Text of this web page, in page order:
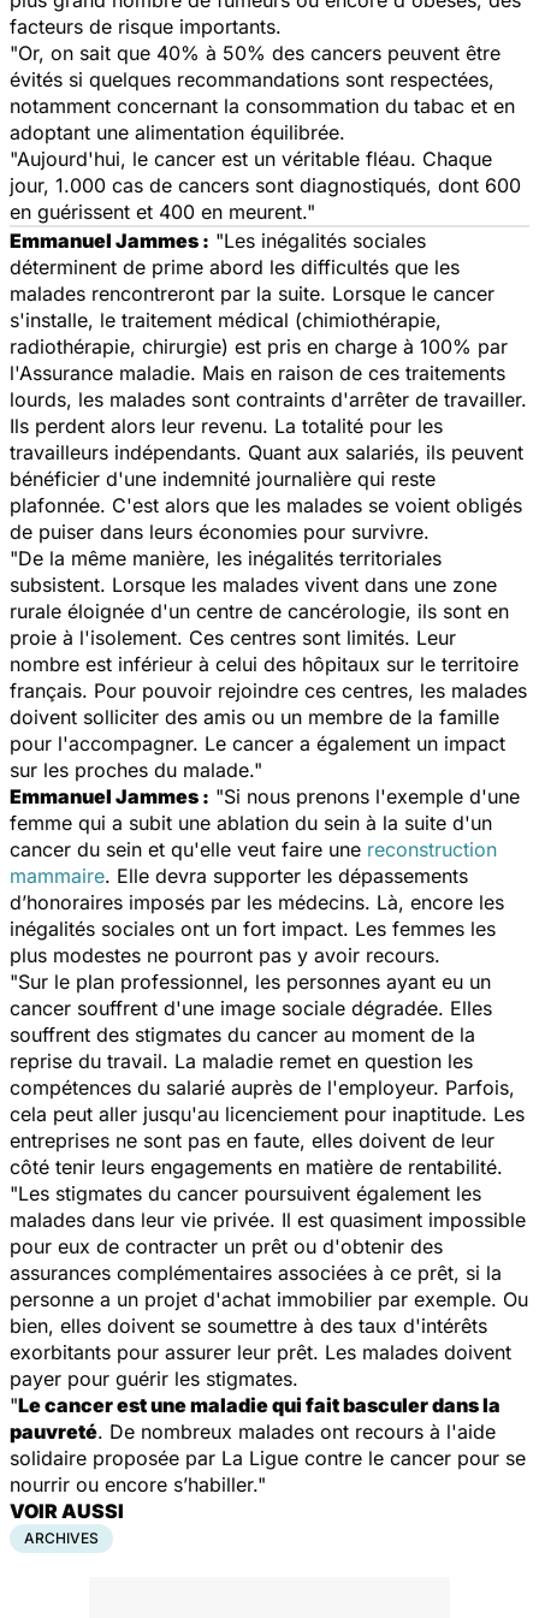
facteurs de risque importants.
"Or, on sait que 40% à 50% des cancers peuvent être
évités si quelques recommandations sont respectées,
notamment concernant la consommation du tabac et en
adoptant une alimentation équilibrée.
"Aujourd'hui, le cancer est un véritable fléau. Chaque
jour, 1.000 cas de cancers sont diagnostiqués, dont 600
en guérissent et 400 en meurent."
Emmanuel Jammes : "Les inégalités sociales
déterminent de prime abord les difficultés que les
malades rencontreront par la suite. Lorsque le cancer
s'installe, le traitement médical (chimiothérapie,
radiothérapie, chirurgie) est pris en charge à 100% par
l'Assurance maladie. Mais en raison de ces traitements
lourds, les malades sont contraints d'arrêter de travailler.
Ils perdent alors leur revenu. La totalité pour les
travailleurs indépendants. Quant aux salariés, ils peuvent
bénéficier d'une indemnité journalière qui reste
plafonnée. C'est alors que les malades se voient obligés
de puiser dans leurs économies pour survivre.
"De la même manière, les inégalités territoriales
subsistent. Lorsque les malades vivent dans une zone
rurale éloignée d'un centre de cancérologie, ils sont en
proie à l'isolement. Ces centres sont limités. Leur
nombre est inférieur à celui des hôpitaux sur le territoire
français. Pour pouvoir rejoindre ces centres, les malades
doivent solliciter des amis ou un membre de la famille
pour l'accompagner. Le cancer a également un impact
sur les proches du malade."
Emmanuel Jammes : "Si nous prenons l'exemple d'une
femme qui a subit une ablation du sein à la suite d'un
cancer du sein et qu'elle veut faire une reconstruction
mammaire. Elle devra supporter les dépassements
d’honoraires imposés par les médecins. Là, encore les
inégalités sociales ont un fort impact. Les femmes les
plus modestes ne pourront pas y avoir recours.
"Sur le plan professionnel, les personnes ayant eu un
cancer souffrent d'une image sociale dégradée. Elles
souffrent des stigmates du cancer au moment de la
reprise du travail. La maladie remet en question les
compétences du salarié auprès de l'employeur. Parfois,
cela peut aller jusqu'au licenciement pour inaptitude. Les
entreprises ne sont pas en faute, elles doivent de leur
côté tenir leurs engagements en matière de rentabilité.
"Les stigmates du cancer poursuivent également les
malades dans leur vie privée. Il est quasiment impossible
pour eux de contracter un prêt ou d'obtenir des
assurances complémentaires associées à ce prêt, si la
personne a un projet d'achat immobilier par exemple. Ou
bien, elles doivent se soumettre à des taux d'intérêts
exorbitants pour assurer leur prêt. Les malades doivent
payer pour guérir les stigmates.
"Le cancer est une maladie qui fait basculer dans la
pauvreté. De nombreux malades ont recours à l'aide
solidaire proposée par La Ligue contre le cancer pour se
nourrir ou encore s’habiller."
VOIR AUSSI
ARCHIVES